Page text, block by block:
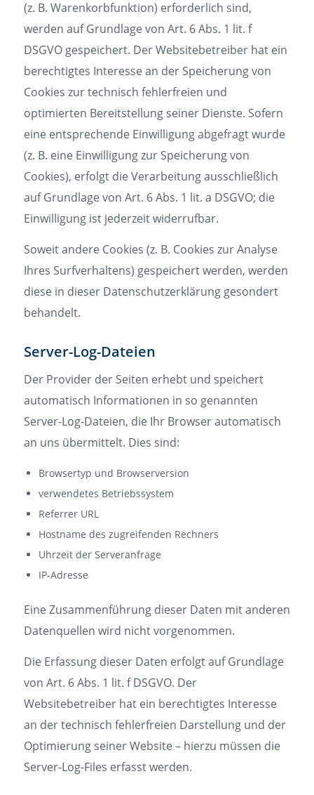
(z. B. Warenkorbfunktion) erforderlich sind,
werden auf Grundlage von Art. 6 Abs. 1 lit. f
DSGVO gespeichert. Der Websitebetreiber hat ein
berechtigtes Interesse an der Speicherung von
Cookies zur technisch fehlerfreien und
optimierten Bereitstellung seiner Dienste. Sofern
eine entsprechende Einwilligung abgefragt wurde
(z. B. eine Einwilligung zur Speicherung von
Cookies), erfolgt die Verarbeitung ausschließlich
auf Grundlage von Art. 6 Abs. 1 lit. a DSGVO; die
Einwilligung ist jederzeit widerrufbar.
Soweit andere Cookies (z. B. Cookies zur Analyse
Ihres Surfverhaltens) gespeichert werden, werden
diese in dieser Datenschutzerklärung gesondert
behandelt.
Server-Log-Dateien
Der Provider der Seiten erhebt und speichert
automatisch Informationen in so genannten
Server-Log-Dateien, die Ihr Browser automatisch
an uns übermittelt. Dies sind:
Browsertyp und Browserversion
verwendetes Betriebssystem
Referrer URL
Hostname des zugreifenden Rechners
Uhrzeit der Serveranfrage
IP-Adresse
Eine Zusammenführung dieser Daten mit anderen
Datenquellen wird nicht vorgenommen.
Die Erfassung dieser Daten erfolgt auf Grundlage
von Art. 6 Abs. 1 lit. f DSGVO. Der
Websitebetreiber hat ein berechtigtes Interesse
an der technisch fehlerfreien Darstellung und der
Optimierung seiner Website – hierzu müssen die
Server-Log-Files erfasst werden.